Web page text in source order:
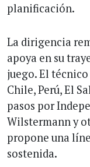
planificación.
La dirigencia
apoya en su
juego. El
Chile, Perú, El
pasos por
Wilstermann y
propone una
sostenida.